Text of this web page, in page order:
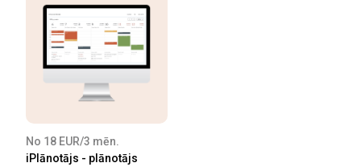
No 18 EUR/3 mēn.
iPlānotājs - plānotājs